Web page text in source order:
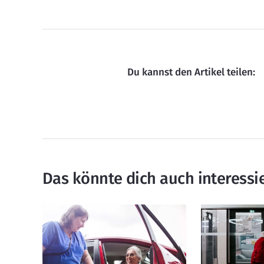
Du kannst den Artikel teilen:
Das könnte dich auch